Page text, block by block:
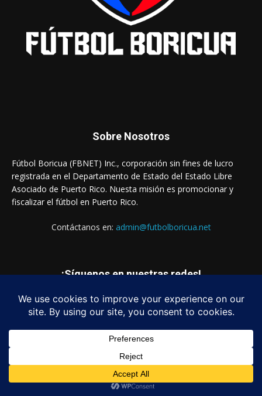
Sobre Nosotros
Fútbol Boricua (FBNET) Inc., corporación sin fines de lucro
registrada en el Departamento de Estado del Estado Libre
Asociado de Puerto Rico. Nuesta misión es promocionar y
fiscalizar el fútbol en Puerto Rico.
Contáctanos en: admin@futbolboricua.net
¡Síguenos en nuestras redes!
© Copyright 2023 - Fútbol Boricua (FBNET) Inc.
Login Quienes Somos Estados Financieros Contáctanos